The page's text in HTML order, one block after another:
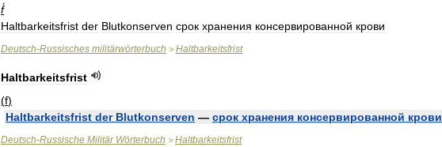
f́
Haltbarkeitsfrist der Blutkonserven срок хранения консервированной крови
Deutsch-Russisches militärwörterbuch > Haltbarkeitsfrist
Haltbarkeitsfrist
(f)
Haltbarkeitsfrist der Blutkonserven — срок хранения консервированной крови
Deutsch-Russische Militär Wörterbuch > Haltbarkeitsfrist